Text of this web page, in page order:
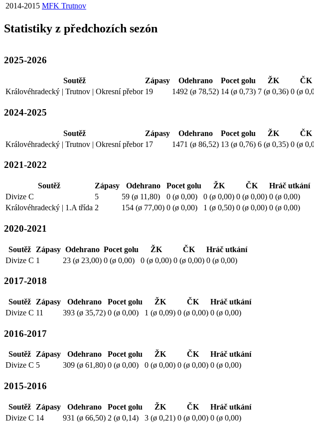
2014-2015 MFK Trutnov
Statistiky z předchozích sezón
2025-2026
Soutěž Zápasy Odehrano Pocet golu ŽK ČK
Královéhradecký | Trutnov | Okresní přebor 19 1492 (ø 78,52) 14 (ø 0,73) 7 (ø 0,36) 0 (ø
2024-2025
Soutěž Zápasy Odehrano Pocet golu ŽK ČK
Královéhradecký | Trutnov | Okresní přebor 17 1471 (ø 86,52) 13 (ø 0,76) 6 (ø 0,35) 0 (ø
2021-2022
Soutěž Zápasy Odehrano Pocet golu ŽK ČK
Hráč utkání
Divize C
5 59 (ø 11,80) 0 (ø 0,00) 0 (ø 0,00) 0 (ø 0,00) 0 (ø 0,00)
Královéhradecký | 1.A třída 2 154 (ø 77,00) 0 (ø 0,00) 1 (ø 0,50) 0 (ø 0,00) 0 (ø 0,00)
2020-2021
Soutěž Zápasy Odehrano Pocet golu ŽK ČK
Hráč utkání
Divize C 1 23 (ø 23,00) 0 (ø 0,00) 0 (ø 0,00) 0 (ø 0,00) 0 (ø 0,00)
2017-2018
Soutěž Zápasy Odehrano Pocet golu ŽK ČK
Hráč utkání
Divize C 11 393 (ø 35,72) 0 (ø 0,00) 1 (ø 0,09) 0 (ø 0,00) 0 (ø 0,00)
2016-2017
Soutěž Zápasy Odehrano Pocet golu ŽK ČK
Hráč utkání
Divize C 5 309 (ø 61,80) 0 (ø 0,00) 0 (ø 0,00) 0 (ø 0,00) 0 (ø 0,00)
2015-2016
Soutěž Zápasy Odehrano Pocet golu ŽK ČK
Hráč utkání
Divize C 14 931 (ø 66,50) 2 (ø 0,14) 3 (ø 0,21) 0 (ø 0,00) 0 (ø 0,00)